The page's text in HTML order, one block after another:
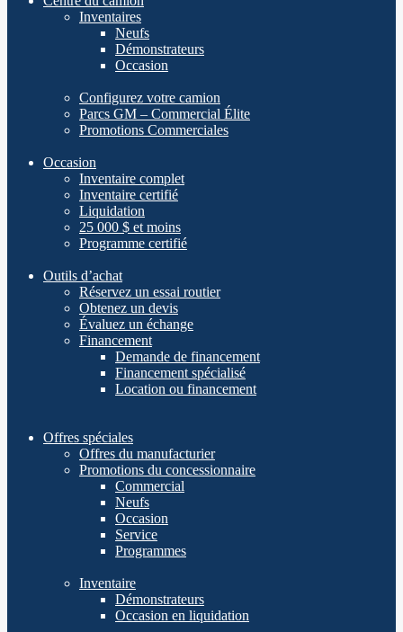
Inventaires
Neufs
Démonstrateurs
Occasion
Configurez votre camion
Parcs GM – Commercial Élite
Promotions Commerciales
Occasion
Inventaire complet
Inventaire certifié
Liquidation
25 000 $ et moins
Programme certifié
Outils d’achat
Réservez un essai routier
Obtenez un devis
Évaluez un échange
Financement
Demande de financement
Financement spécialisé
Location ou financement
Offres spéciales
Offres du manufacturier
Promotions du concessionnaire
Commercial
Neufs
Occasion
Service
Programmes
Inventaire
Démonstrateurs
Occasion en liquidation